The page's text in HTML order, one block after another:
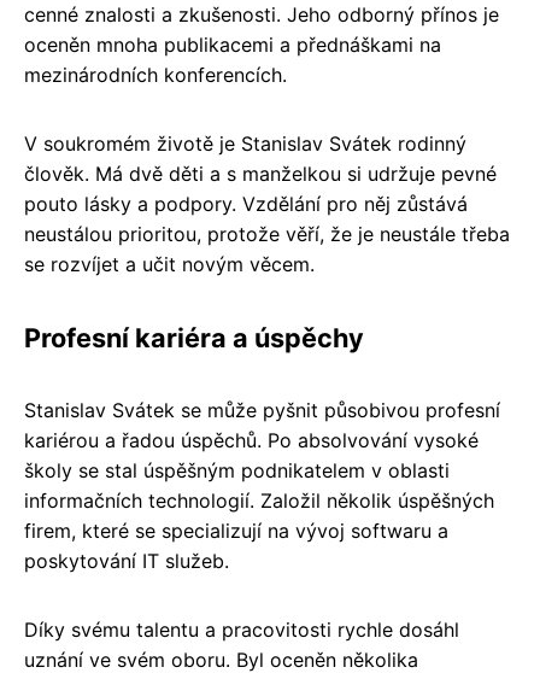
cenné znalosti a zkušenosti. Jeho odborný přínos je
oceněn mnoha publikacemi a přednáškami na
mezinárodních konferencích.
V soukromém životě je Stanislav Svátek rodinný
člověk. Má dvě děti a s manželkou si udržuje pevné
pouto lásky a podpory. Vzdělání pro něj zůstává
neustálou prioritou, protože věří, že je neustále třeba
se rozvíjet a učit novým věcem.
Profesní kariéra a úspěchy
Stanislav Svátek se může pyšnit působivou profesní
kariérou a řadou úspěchů. Po absolvování vysoké
školy se stal úspěšným podnikatelem v oblasti
informačních technologií. Založil několik úspěšných
firem, které se specializují na vývoj softwaru a
poskytování IT služeb.
Díky svému talentu a pracovitosti rychle dosáhl
uznání ve svém oboru. Byl oceněn několika